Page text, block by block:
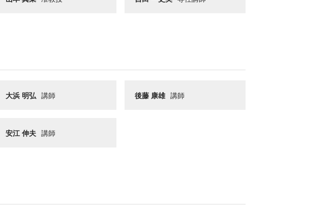
大浜 明弘 講師 後藤 康雄 講師
安江 伸夫 講師